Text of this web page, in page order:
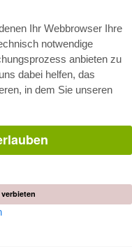
Ihr Webbrowser Ihre
notwendige
anbieten zu
dabei helfen, das
in dem Sie unseren